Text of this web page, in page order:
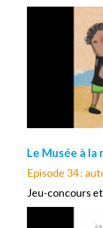
Le Musée à la
Episode 34 :
Jeu-concours